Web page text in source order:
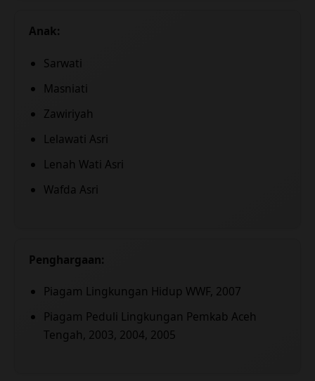
Anak:
Sarwati
Masniati
Zawiriyah
Lelawati Asri
Lenah Wati Asri
Wafda Asri
Penghargaan:
Piagam Lingkungan Hidup WWF, 2007
Piagam Peduli Lingkungan Pemkab Aceh
Tengah, 2003, 2004, 2005